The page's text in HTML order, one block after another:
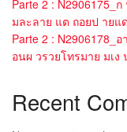
Parte 2 : N2906175_
มละลาย แต ถอยป ายแ
Parte 2 : N2906178_
อนผ วรวยโทรมาย มเ
Recent